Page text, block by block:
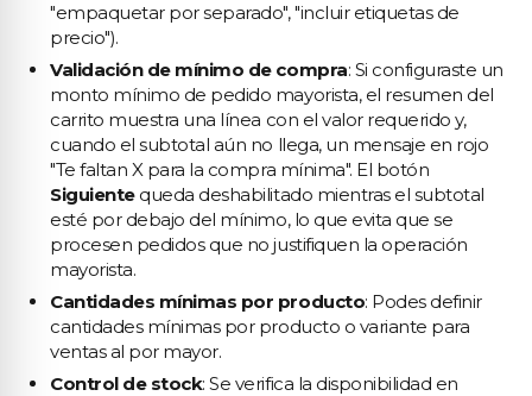
"empaquetar por separado", "incluir etiquetas de
precio").
Validación de mínimo de compra: Si configuraste un
monto mínimo de pedido mayorista, el resumen del
carrito muestra una línea con el valor requerido y,
cuando el subtotal aún no llega, un mensaje en rojo
"Te faltan X para la compra mínima". El botón
Siguientequeda deshabilitado mientras el subtotal
esté por debajo del mínimo, lo que evita que se
procesen pedidos que no justifiquen la operación
mayorista.
Cantidades mínimas por producto: Podes definir
cantidades mínimas por producto o variante para
ventas al por mayor.
Control de stock: Se verifica la disponibilidad en